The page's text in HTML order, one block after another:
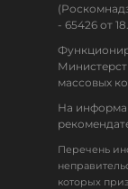
- 65426 от
массовых
На
Перечень
которых